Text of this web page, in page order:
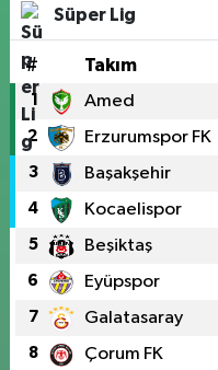
Süper Lig
# Takım
1 Amed
2 Erzurumspor FK
3 Başakşehir
4 Kocaelispor
5 Beşiktaş
6 Eyüpspor
7 Galatasaray
8 Çorum FK